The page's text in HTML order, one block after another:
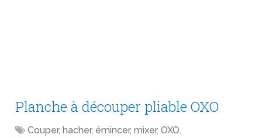
Planche à découper pliable OXO
Couper, hacher, émincer, mixer,OXO,